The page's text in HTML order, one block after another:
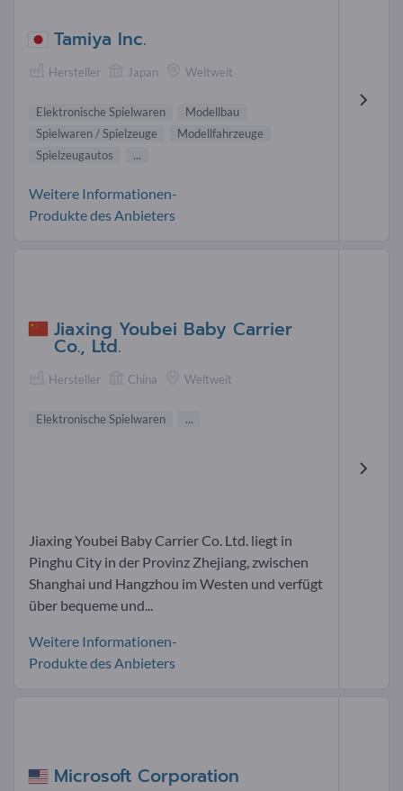
Tamiya Inc.
Hersteller Japan Weltweit
Elektronische Spielwaren
Modellbau
Spielwaren / Spielzeuge
Modellfahrzeuge
Spielzeugautos
...
Weitere Informationen-
Produkte des Anbieters
Jiaxing Youbei Baby Carrier
Co., Ltd.
Hersteller China Weltweit
Elektronische Spielwaren ...
Jiaxing Youbei Baby Carrier Co. Ltd. liegt in
Pinghu City in der Provinz Zhejiang, zwischen
Shanghai und Hangzhou im Westen und verfügt
über bequeme und...
Weitere Informationen-
Produkte des Anbieters
Microsoft Corporation